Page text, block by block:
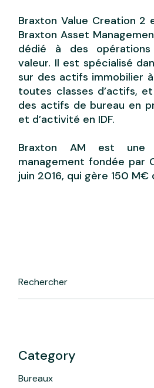
Braxton Value Creation 2
Braxton Asset
dédié à des
valeur. Il est spécialisé
sur des actifs immobilier
toutes classes d’actifs,
des actifs de bureau en
et d’activité en IDF.
Braxton AM est une
management fondée par
juin 2016, qui gère 150 M€
Category
Bureaux